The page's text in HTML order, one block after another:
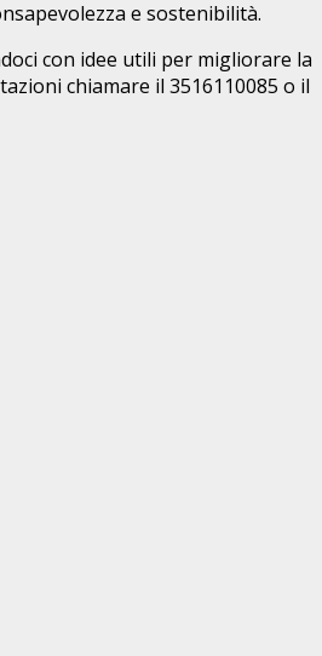
e sostenibilità.
con idee utili per migliorare la
chiamare il 3516110085 o il